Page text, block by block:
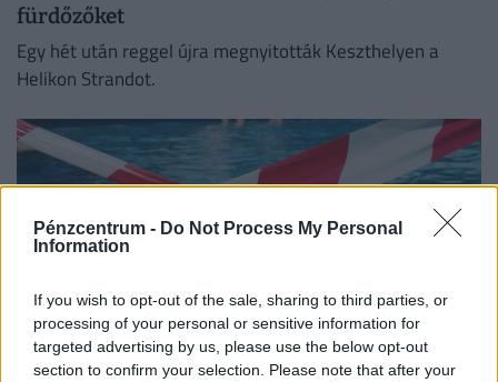
Pénzcentrum - Do Not Process My Personal
Information
If you wish to opt-out of the sale, sharing to third parties, or
processing of your personal or sensitive information for
targeted advertising by us, please use the below opt-out
section to confirm your selection. Please note that after your
fürdőzőket
Egy hét után reggel újra megnyitották Keszthelyen a
Helikon Strandot.